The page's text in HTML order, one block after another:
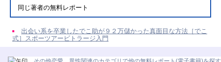
同じ著者の無料レポート
出会い系を卒業したでこ助が９２万儲かった真面目な方法［でこ
式］スポーツアービトラージ入門